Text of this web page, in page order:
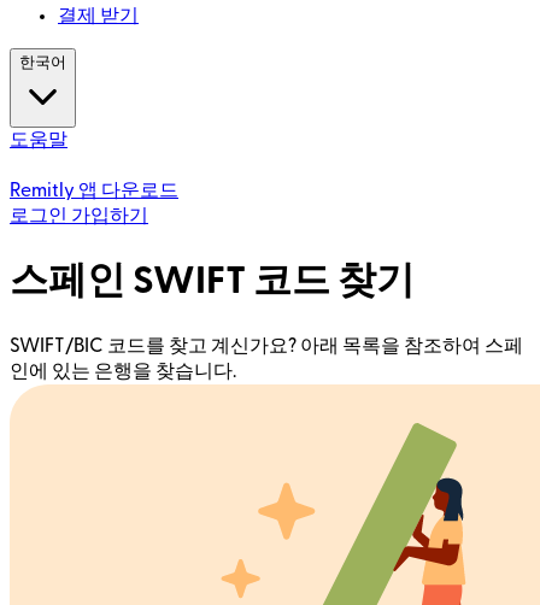
결제 받기
한국어
도움말
Remitly 앱 다운로드
로그인 가입하기
스페인 SWIFT 코드 찾기
SWIFT/BIC 코드를 찾고 계신가요? 아래 목록을 참조하여 스페
인에 있는 은행을 찾습니다.